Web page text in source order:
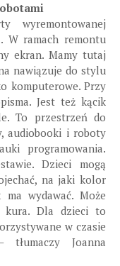
wyremontowanej
W ramach remontu
ekran. Mamy tutaj
nawiązuje do stylu
komputerowe. Przy
Jest też kącik
To przestrzeń do
audiobooki i roboty
programowania.
Dzieci mogą
na jaki kolor
wydawać. Może
kura. Dla dzieci to
w czasie
Joanna